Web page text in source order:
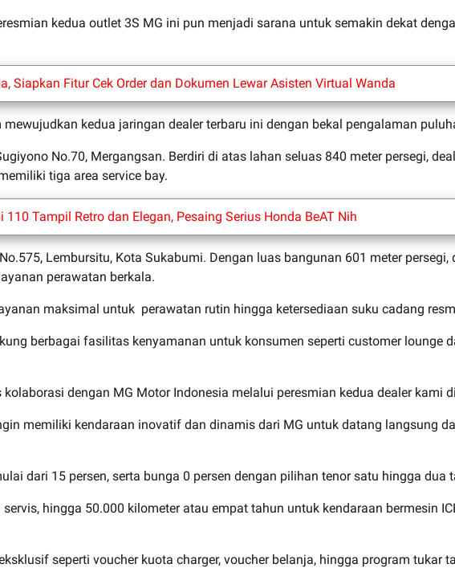
kedua outlet 3S MG ini pun menjadi sarana untuk semakin dekat
Siapkan Fitur Cek Order dan Dokumen Lewar Asisten Virtual Wanda
kedua jaringan dealer terbaru ini dengan bekal pengalaman
No.70, Mergangsan. Berdiri di atas lahan seluas 840 meter persegi,
tiga area service bay.
Tampil Retro dan Elegan, Pesaing Serius Honda BeAT Nih
Lembursitu, Kota Sukabumi. Dengan luas bangunan 601 meter
perawatan berkala.
maksimal untuk perawatan rutin hingga ketersediaan suku cadang
berbagai fasilitas kenyamanan untuk konsumen seperti customer lounge
dengan MG Motor Indonesia melalui peresmian kedua dealer kami
memiliki kendaraan inovatif dan dinamis dari MG untuk datang langsung
dari 15 persen, serta bunga 0 persen dengan pilihan tenor satu hingga dua
hingga 50.000 kilometer atau empat tahun untuk kendaraan bermesin
seperti voucher kuota charger, voucher belanja, hingga program tukar